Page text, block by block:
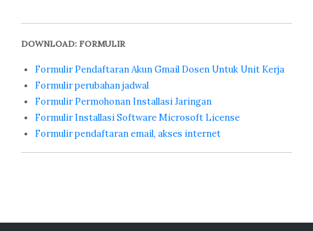
DOWNLOAD: FORMULIR
Formulir Pendaftaran Akun Gmail Dosen Untuk Unit Kerja
Formulir perubahan jadwal
Formulir Permohonan Installasi Jaringan
Formulir Installasi Software Microsoft License
Formulir pendaftaran email, akses internet